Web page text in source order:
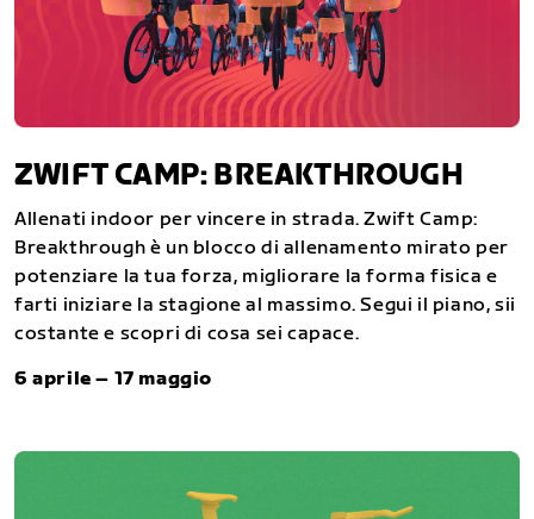
ZWIFT CAMP: BREAKTHROUGH
Allenati indoor per vincere in strada. Zwift Camp:
Breakthrough è un blocco di allenamento mirato per
potenziare la tua forza, migliorare la forma fisica e
farti iniziare la stagione al massimo. Segui il piano, sii
costante e scopri di cosa sei capace.
6 aprile – 17 maggio